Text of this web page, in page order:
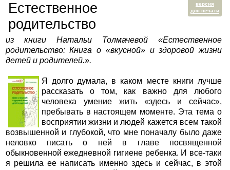
версия
для печати
Естественное
родительство
из книги Натальи Толмачевой «Естественное
родительство: Книга о «вкусной» и здоровой жизни
детей и родителей.».
Я долго думала, в каком месте книги лучше
рассказать о том, как важно для любого
человека умение жить «здесь и сейчас»,
пребывать в настоящем моменте. Эта тема о
восприятии жизни и людей кажется всем такой
возвышенной и глубокой, что мне поначалу было даже
неловко писать о ней в главе посвященной
обыкновенной ежедневной гигиене ребенка. И все-таки
я решила ее написать именно здесь и сейчас, в этой